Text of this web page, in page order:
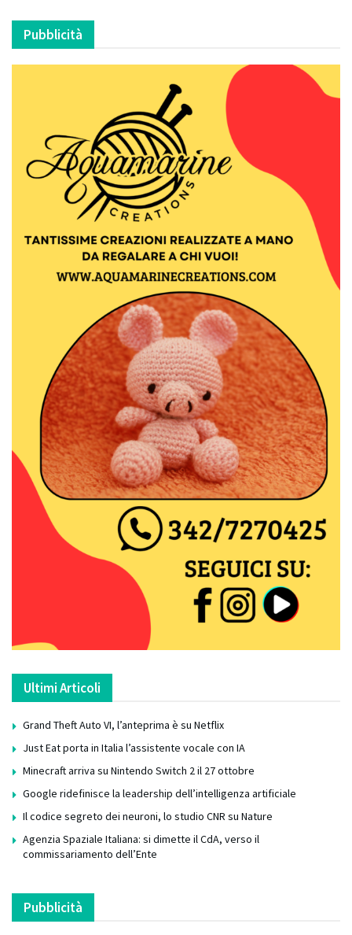
Pubblicità
Ultimi Articoli
Grand Theft Auto VI, l’anteprima è su Netflix
Just Eat porta in Italia l’assistente vocale con IA
Minecraft arriva su Nintendo Switch 2 il 27 ottobre
Google ridefinisce la leadership dell’intelligenza artificiale
Il codice segreto dei neuroni, lo studio CNR su Nature
Agenzia Spaziale Italiana: si dimette il CdA, verso il
commissariamento dell’Ente
Pubblicità